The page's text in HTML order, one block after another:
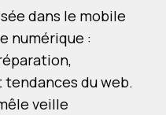
dans le mobile
numérique :
du web.
veille